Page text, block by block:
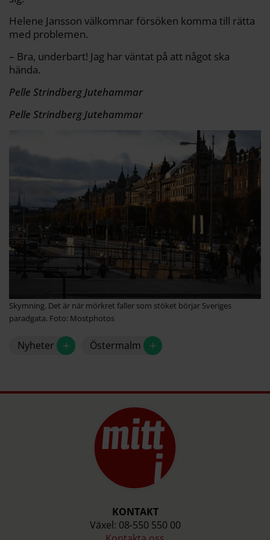
Helene Jansson välkomnar försöken komma till rätta
med problemen.
– Bra, underbart! Jag har väntat på att något ska
hända.
Pelle Strindberg Jutehammar
Pelle Strindberg Jutehammar
Skymning. Det är när mörkret faller som stöket börjar Sveriges
paradgata. Foto: Mostphotos
Nyheter + Östermalm +
KONTAKT
Växel: 08-550 550 00